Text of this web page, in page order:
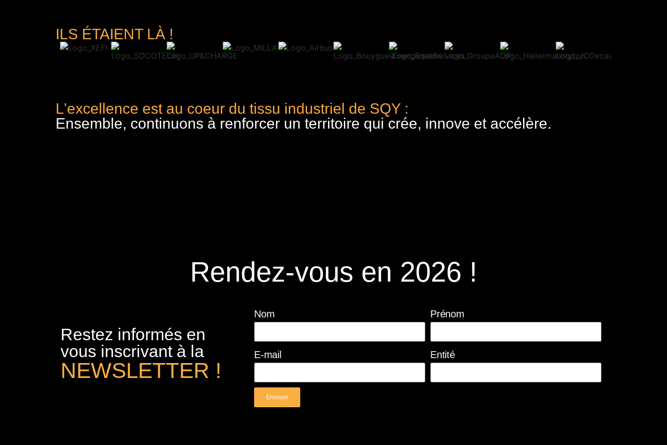
ILS ÉTAIENT LÀ !
L'excellence est au coeur du tissu industriel de SQY :
Ensemble, continuons à renforcer un territoire qui crée, innove et accélère.
Rendez-vous en 2026 !
Restez informés en
vous inscrivant à la
NEWSLETTER !
Nom Prénom
E-mail Entité
Envoyer